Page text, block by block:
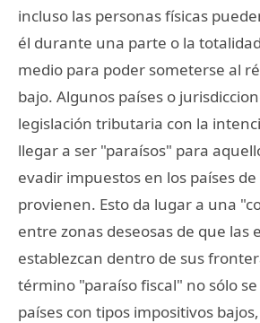
incluso las personas físicas
él durante una parte o la
medio para poder someterse al
bajo. Algunos países o
legislación tributaria con la
llegar a ser "paraísos" para
evadir impuestos en los países
provienen. Esto da lugar a una
entre zonas deseosas de que las
establezcan dentro de sus
término "paraíso fiscal" no sólo
países con tipos impositivos